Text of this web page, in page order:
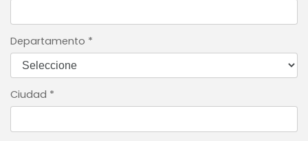
Departamento *
Ciudad *